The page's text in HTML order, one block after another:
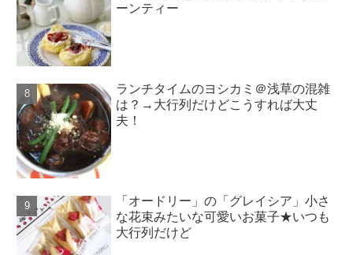
ーンティー
ランチタイムのヨシカミ＠浅草の混雑
は？→大行列だけどこうすれば大丈
夫！
「オードリー」の「グレイシア」小さ
な花束みたいな可愛いお菓子★いつも
大行列だけど